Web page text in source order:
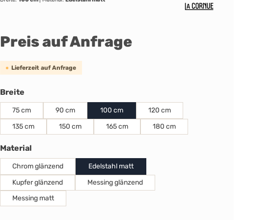
Preis auf Anfrage
Lieferzeit auf Anfrage
Breite
75 cm 90 cm 100 cm
120 cm
135 cm
150 cm 165 cm 180 cm
Material
Chrom glänzend
Edelstahl matt
Kupfer glänzend
Messing glänzend
Messing matt